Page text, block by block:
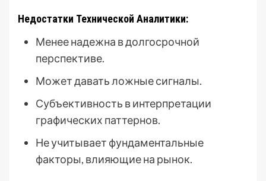
Недостатки Технической Аналитики:
Менее надежна в долгосрочной
перспективе.
Может давать ложные сигналы.
Субъективность в интерпретации
графических паттернов.
Не учитывает фундаментальные
факторы, влияющие на рынок.